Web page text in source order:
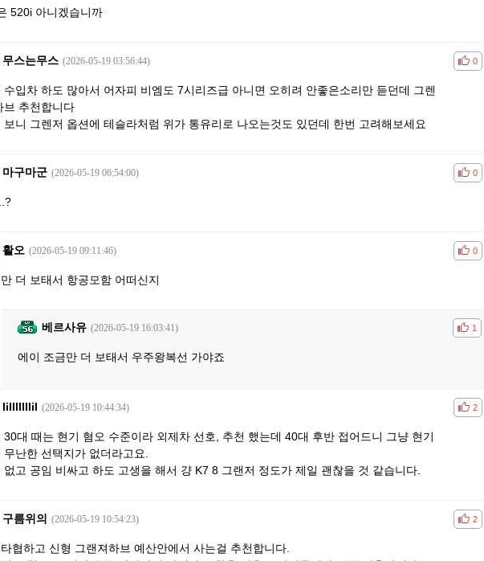
520i 아니겠습니까
무스는무스 (2026-05-19 03:56:44) 비공감
0
수입차 하도 많아서 어자피 비엠도 7시리즈급 아니면 오히려 안좋은소리만 듣던데 그렌
브 추천합니다
보니 그렌저 옵션에 테슬라처럼 위가 통유리로 나오는것도 있던데 한번 고려해보세요
마구마군 (2026-05-19 06:54:00) 비공감
0
활오 (2026-05-19 09:11:46) 비공감
0
더 보태서 항공모함 어떠신지
베르사유 (2026-05-19 16:03:41) 비공감
1
에이 조금만 더 보태서 우주왕복선 가야죠
Iilllllllil (2026-05-19 10:44:34) 비공감
2
30대 때는 현기 혐오 수준이라 외제차 선호, 추천 했는데 40대 후반 접어드니 그냥 현기
무난한 선택지가 없더라고요.
없고 공임 비싸고 하도 고생을 해서 걍 K7 8 그랜저 정도가 제일 괜찮을 것 같습니다.
구름위의 (2026-05-19 10:54:23) 비공감
2
협하고 신형 그랜져하브 예산안에서 사는걸 추천합니다.